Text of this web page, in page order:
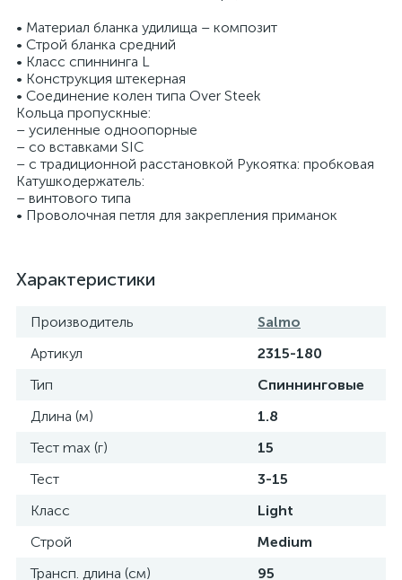
• Материал бланка удилища – композит
• Строй бланка средний
• Класс спиннинга L
• Конструкция штекерная
• Соединение колен типа Over Steek
Кольца пропускные:
– усиленные одноопорные
– со вставками SIC
– с традиционной расстановкой Рукоятка: пробковая
Катушкодержатель:
– винтового типа
• Проволочная петля для закрепления приманок
Характеристики
Производитель
Salmo
Артикул
2315-180
Тип
Спиннинговые
Длина (м)
1.8
Тест max (г)
15
Тест
3-15
Класс
Light
Строй
Medium
Трансп. длина (см)
95